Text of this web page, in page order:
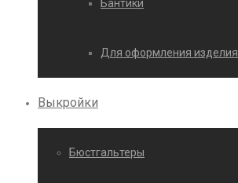
Бантики
Для оформления изделия
Выкройки
Бюстгальтеры